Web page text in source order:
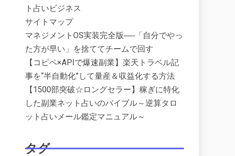
ト占いビジネス
サイトマップ
マネジメントOS実装完全版──「自分でやっ
た方が早い」を捨ててチームで回す
【コピペ×APIで爆速副業】楽天トラベル記
事を“半自動化”して量産＆収益化する方法
【1500部突破☆ロングセラー】稼ぎに特化
した副業ネット占いのバイブル～逆算タロ
ット占いメール鑑定マニュアル～
タグ